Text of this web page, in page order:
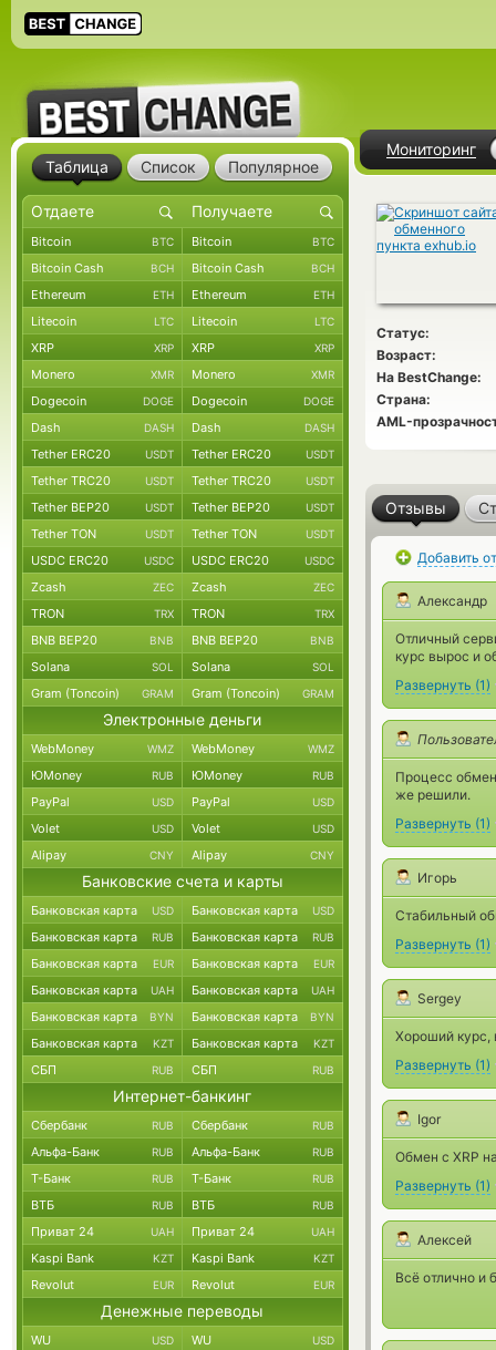
Мониторинг
Статус:
Возраст:
На BestChange:
Страна:
AML-
Отзывы
Добавить
Александр
Отличный
курс вырос и
Развернуть (1)
Процесс
же решили.
Развернуть (1)
Игорь
Стабильный
Развернуть (1)
Sergey
Хороший курс,
Развернуть (1)
Igor
Обмен с XRP
Развернуть (1)
Алексей
Всё отлично и
Таблица Список Популярное
Bitcoin BTC Bitcoin BTC
Bitcoin Cash BCH Bitcoin Cash BCH
Ethereum ETH Ethereum ETH
Litecoin LTC Litecoin LTC
XRP XRP XRP XRP
Monero XMR Monero XMR
Dogecoin DOGE Dogecoin DOGE
Dash DASH Dash DASH
Tether ERC20 USDT Tether ERC20 USDT
Tether TRC20 USDT Tether TRC20 USDT
Tether BEP20 USDT Tether BEP20 USDT
Tether TON USDT Tether TON USDT
USDC ERC20 USDC USDC ERC20 USDC
Zcash ZEC Zcash ZEC
TRON TRX TRON TRX
BNB BEP20 BNB BNB BEP20 BNB
Solana SOL Solana SOL
Gram (Toncoin) GRAM Gram (Toncoin) GRAM
Электронные деньги
WebMoney WMZ WebMoney WMZ
ЮMoney RUB ЮMoney RUB
PayPal USD PayPal USD
Volet USD Volet USD
Alipay CNY Alipay CNY
Банковские счета и карты
Банковская карта USD Банковская карта USD
Банковская карта RUB Банковская карта RUB
Банковская карта EUR Банковская карта EUR
Банковская карта UAH Банковская карта UAH
Банковская карта BYN Банковская карта BYN
Банковская карта KZT Банковская карта KZT
СБП RUB СБП RUB
Интернет-банкинг
Сбербанк RUB Сбербанк RUB
Альфа-Банк RUB Альфа-Банк RUB
Т-Банк RUB Т-Банк RUB
ВТБ RUB ВТБ RUB
Приват 24 UAH Приват 24 UAH
Kaspi Bank KZT Kaspi Bank KZT
Revolut EUR Revolut EUR
Денежные переводы
WU USD WU USD